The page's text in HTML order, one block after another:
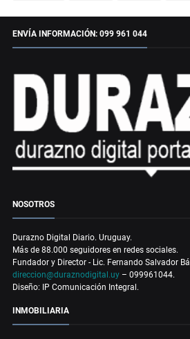
ENVÍA INFORMACIÓN: 099 961 044
NOSOTROS
Durazno Digital Diario. Uruguay.
Más de 88.000 seguidores en redes sociales.
Fundador y Director - Lic. Fernando Salvador
direccion@duraznodigital.uy – 099961044.
Diseño: IP Comunicación Integral.
INMOBILIARIA